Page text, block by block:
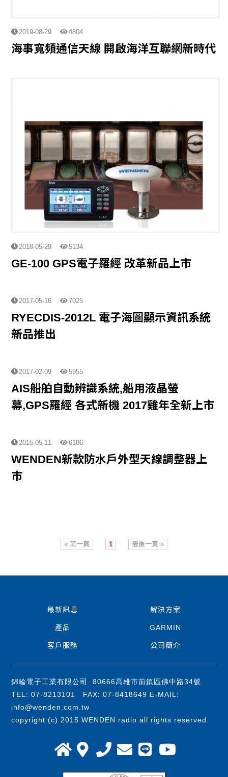
2019-08-29 4804
海事寬頻通信天線 開啟海洋互聯網新時代
2018-05-29 5134
GE-100 GPS電子羅經 改革新品上市
2017-05-16 7025
RYECDIS-2012L 電子海圖顯示資訊系統
新品推出
2017-02-09 5955
AIS船舶自動辨識系統,船用液晶螢
幕,GPS羅經 各式新機 2017雞年全新上市
2015-05-11 6186
WENDEN新款防水戶外型天線調整器上
市
« 第一頁 1 最後一頁 »
最新訊息 解決方案
產品 GARMIN
客戶服務 公司簡介
錦輪電子工業有限公司 80666高雄市前鎮區佛中路34號
TEL: 07-8213101 FAX: 07-8418649 E-MAIL:
info@wenden.com.tw
copyright (c) 2015 WENDEN radio all rights reserved.